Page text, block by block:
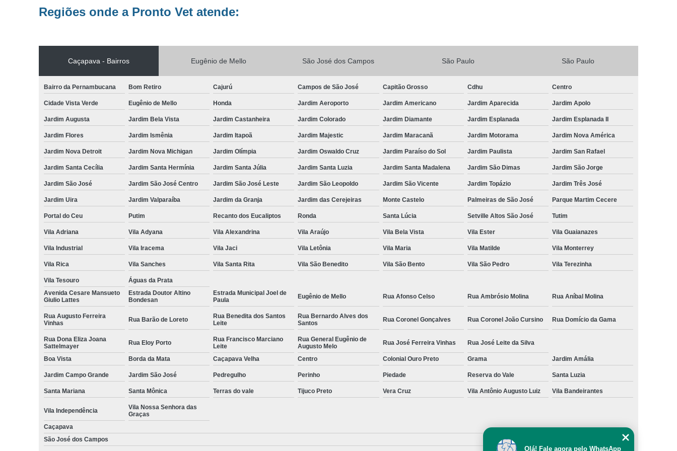
Veterinário 24 Horas Mais Próximo
Veterinário 24 Horas Perto de Mim
Veterinário 24h
Veterinário 24h Perto de Mim
Veterinário 24hrs
Vet Popular 24 Horas
Veterinario a Preço Popular
Veterinária Popular
Veterinária Popular 24 Horas
Veterinário 24 Horas Popular
Veterinário Popular
Veterinário Popular 24 Horas
Veterinário Popular 24h
Veterinário Popular Perto de Mim Veterinário Preço Popular
Regiões onde a Pronto Vet atende:
Caçapava - Bairros Eugênio de Mello São José dos Campos São Paulo São Paulo
Bairro da Pernambucana Bom Retiro Cajurú Campos de São José Capitão Grosso Cdhu Centro
Cidade Vista Verde Eugênio de Mello Honda Jardim Aeroporto Jardim Americano Jardim Aparecida Jardim Apolo
Jardim Augusta Jardim Bela Vista Jardim Castanheira Jardim Colorado Jardim Diamante Jardim Esplanada Jardim Esplanada II
Jardim Flores Jardim Ismênia Jardim Itapoã Jardim Majestic Jardim Maracanã Jardim Motorama Jardim Nova América
Jardim Nova Detroit Jardim Nova Michigan Jardim Olímpia Jardim Oswaldo Cruz Jardim Paraíso do Sol Jardim Paulista Jardim San Rafael
Jardim Santa Cecília Jardim Santa Hermínia Jardim Santa Júlia Jardim Santa Luzia Jardim Santa Madalena Jardim São Dimas Jardim São Jorge
Jardim São José Jardim São José Centro Jardim São José Leste Jardim São Leopoldo Jardim São Vicente Jardim Topázio Jardim Três José
Jardim Uira Jardim Valparaíba Jardim da Granja Jardim das Cerejeiras Monte Castelo Palmeiras de São José Parque Martim Cecere
Portal do Ceu Putim Recanto dos Eucaliptos Ronda Santa Lúcia Setville Altos São José Tutim
Vila Adriana Vila Adyana Vila Alexandrina Vila Araújo Vila Bela Vista Vila Ester Vila Guaianazes
Vila Industrial Vila Iracema Vila Jaci Vila Letônia Vila Maria Vila Matilde Vila Monterrey
Vila Rica Vila Sanches Vila Santa Rita Vila São Benedito Vila São Bento Vila São Pedro Vila Terezinha
Vila Tesouro
Águas da Prata
Avenida Cesare Mansueto
Giulio Lattes
Estrada Doutor Altino
Bondesan
Estrada Municipal Joel de
Paula
Eugênio de Mello Rua Afonso Celso Rua Ambrósio Molina Rua Aníbal Molina
Rua Augusto Ferreira
Vinhas
Rua Barão de Loreto
Rua Benedita dos Santos
Leite
Rua Bernardo Alves dos
Santos
Rua Coronel Gonçalves Rua Coronel João Cursino Rua Domício da Gama
Rua Dona Eliza Joana
Sattelmayer
Rua Eloy Porto
Rua Francisco Marciano
Leite
Rua General Eugênio de
Augusto Melo
Rua José Ferreira Vinhas Rua José Leite da Silva
Boa Vista Borda da Mata Caçapava Velha Centro Colonial Ouro Preto Grama Jardim Amália
Jardim Campo Grande Jardim São José Pedregulho Perinho Piedade Reserva do Vale Santa Luzia
Santa Mariana Santa Mônica Terras do vale Tijuco Preto Vera Cruz Vila Antônio Augusto Luiz Vila Bandeirantes
Vila Independência
Vila Nossa Senhora das
Graças
Caçapava
São José dos Campos
Olá! Fale agora pelo WhatsApp